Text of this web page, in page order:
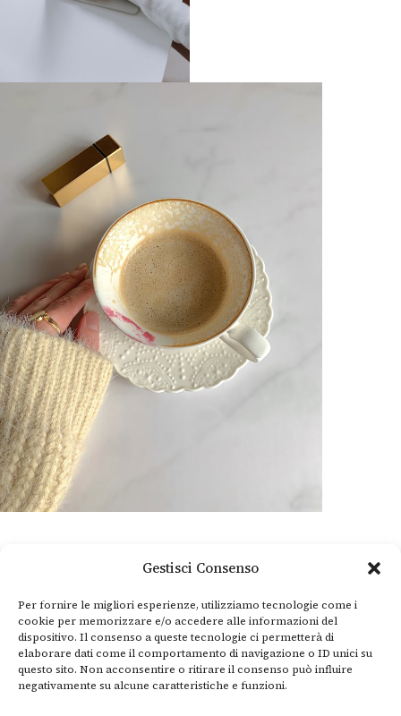
Gestisci Consenso
Per fornire le migliori esperienze, utilizziamo tecnologie come i
cookie per memorizzare e/o accedere alle informazioni del
dispositivo. Il consenso a queste tecnologie ci permetterà di
elaborare dati come il comportamento di navigazione o ID unici su
questo sito. Non acconsentire o ritirare il consenso può influire
negativamente su alcune caratteristiche e funzioni.